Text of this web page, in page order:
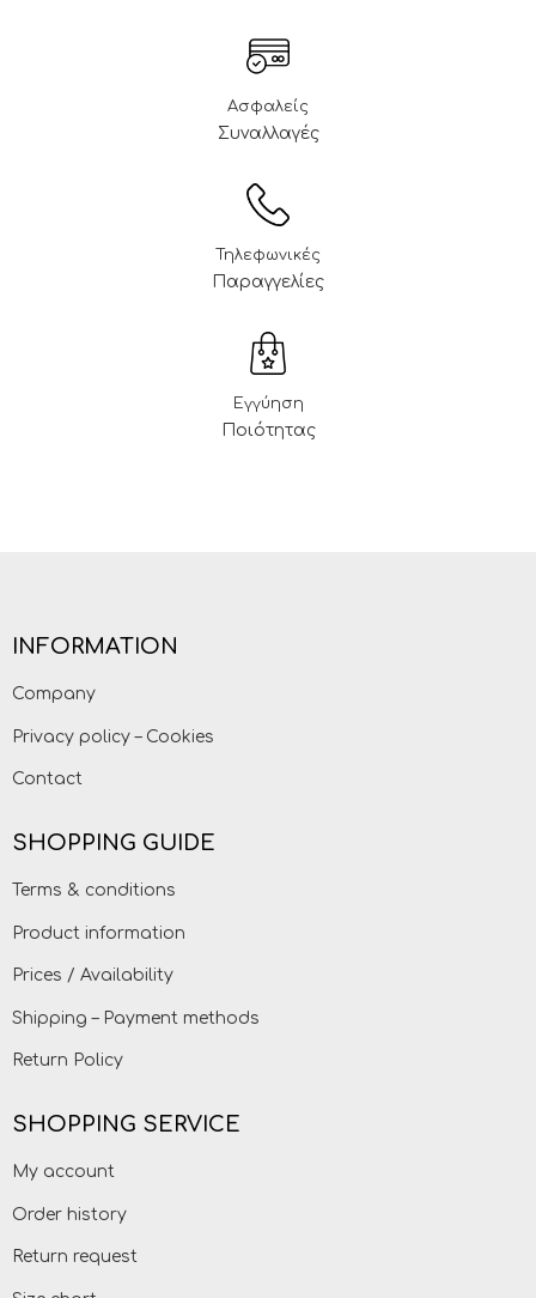
Ασφαλείς
Συναλλαγές
Τηλεφωνικές
Παραγγελίες
Εγγύηση
Ποιότητας
INFORMATION
Company
Privacy policy – Cookies
Contact
SHOPPING GUIDE
Terms & conditions
Product information
Prices / Availability
Shipping – Payment methods
Return Policy
SHOPPING SERVICE
My account
Order history
Return request